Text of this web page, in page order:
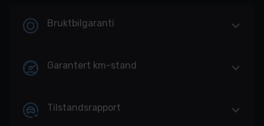
Bruktbilgaranti
Garantert km-stand
Tilstandsrapport